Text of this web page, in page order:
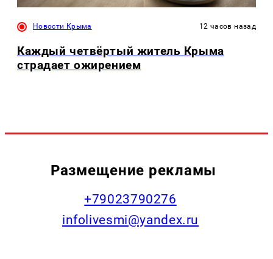
Новости Крыма 12 часов назад
Каждый четвёртый житель Крыма
страдает ожирением
Размещение рекламы
+79023790276
infolivesmi@yandex.ru